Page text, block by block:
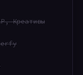
Креативы